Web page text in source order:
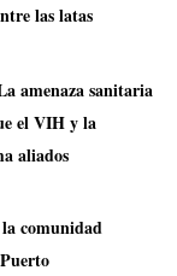
las latas
amenaza sanitaria
el VIH y la
aliados
comunidad